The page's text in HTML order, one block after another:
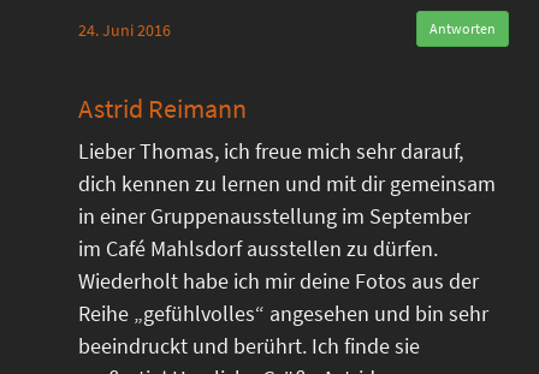
24. Juni 2016 Antworten
Astrid Reimann
Lieber Thomas, ich freue mich sehr darauf,
dich kennen zu lernen und mit dir gemeinsam
in einer Gruppenausstellung im September
im Café Mahlsdorf ausstellen zu dürfen.
Wiederholt habe ich mir deine Fotos aus der
Reihe „gefühlvolles“ angesehen und bin sehr
beeindruckt und berührt. Ich finde sie